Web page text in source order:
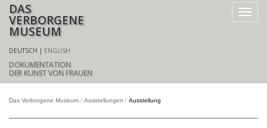
DAS
VERBORGENE
MUSEUM
DEUTSCH ENGLISH
DOKUMENTATION
DER KUNST VON FRAUEN
Das Verborgene Museum Ausstellungen Ausstellung